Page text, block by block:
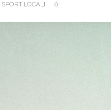
SPORT LOCALI 0